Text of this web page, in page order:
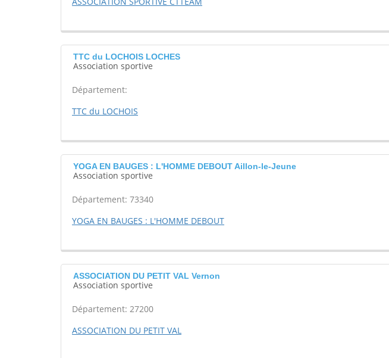
TTC du LOCHOIS LOCHES
Association sportive
Département:
TTC du LOCHOIS
YOGA EN BAUGES : L'HOMME DEBOUT Aillon-le-Jeune
Association sportive
Département: 73340
YOGA EN BAUGES : L'HOMME DEBOUT
ASSOCIATION DU PETIT VAL Vernon
Association sportive
Département: 27200
ASSOCIATION DU PETIT VAL